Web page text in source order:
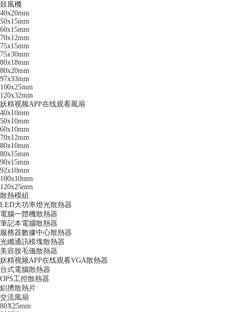
鼓風機
40x20mm
50x15mm
60x15mm
70x12mm
75x15mm
75x30mm
80x18mm
80x20mm
97x33mm
100x25mm
120x32mm
妖精视频APP在线观看風扇
40x10mm
50x10mm
60x10mm
70x12mm
80x10mm
80x15mm
90x15mm
92x10mm
100x10mm
120x25mm
散熱模組
LED大功率燈光散熱器
電腦一體機散熱器
筆記本電腦散熱器
服務器數據中心散熱器
光纖通訊模塊散熱器
美容脫毛儀散熱器
妖精视频APP在线观看VGA散熱器
台式電腦散熱器
OPS工控散熱器
鋁擠散熱片
交流風扇
80X25mm